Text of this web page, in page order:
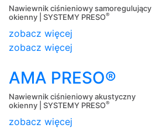
Nawiewnik ciśnieniowy samoregulujący
okienny | SYSTEMY PRESO®
zobacz więcej
zobacz więcej
AMA PRESO®
Nawiewnik ciśnieniowy akustyczny
okienny | SYSTEMY PRESO®
zobacz więcej